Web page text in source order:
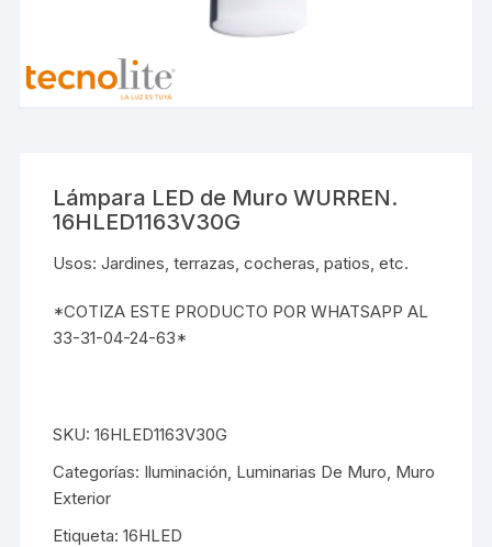
Lámpara LED de Muro WURREN.
16HLED1163V30G
Usos: Jardines, terrazas, cocheras, patios, etc.
*COTIZA ESTE PRODUCTO POR WHATSAPP AL
33-31-04-24-63*
SKU:16HLED1163V30G
Categorías: Iluminación Luminarias De Muro Muro
Exterior
Etiqueta:16HLED